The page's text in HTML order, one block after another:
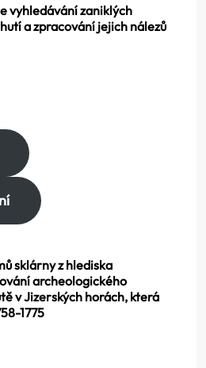
vyhledávání zaniklých
a zpracování jejich nálezů
sklárny z hlediska
archeologického
v Jizerských horách, která
1775